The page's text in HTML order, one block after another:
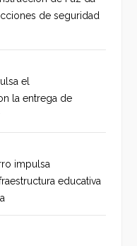
de seguridad
el
la entrega de
impulsa
educativa